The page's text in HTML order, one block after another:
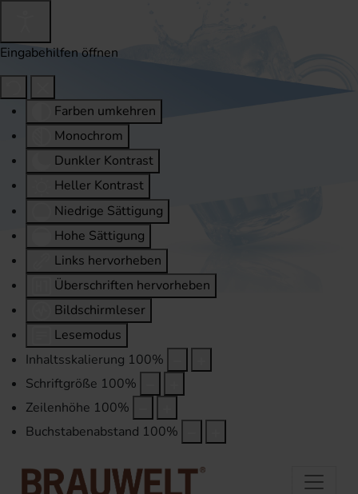
Eingabehilfen öffnen
Farben umkehren
Monochrom
Dunkler Kontrast
Heller Kontrast
Niedrige Sättigung
Hohe Sättigung
Links hervorheben
Überschriften hervorheben
Bildschirmleser
Lesemodus
Inhaltsskalierung 100%
Schriftgröße 100%
Zeilenhöhe 100%
Buchstabenabstand 100%